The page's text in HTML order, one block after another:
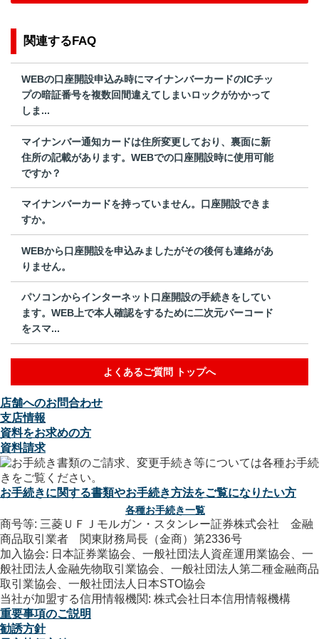
関連するFAQ
WEBの口座開設申込み時にマイナンバーカードのICチッ
プの暗証番号を複数回間違えてしまいロックがかかって
しま...
マイナンバー通知カードは住所変更しており、裏面に新
住所の記載があります。WEBでの口座開設時に使用可能
ですか？
マイナンバーカードを持っていません。口座開設できま
すか。
WEBから口座開設を申込みましたがその後何も連絡があ
りません。
パソコンからインターネット口座開設の手続きをしてい
ます。WEB上で本人確認をするために二次元バーコード
をスマ...
よくあるご質問 トップへ
店舗へのお問合わせ
支店情報
資料をお求めの方
資料請求
お手続きに関する書類やお手続き方法をご覧になりたい方
各種お手続き一覧
商号等: 三菱ＵＦＪモルガン・スタンレー証券株式会社 金融
商品取引業者 関東財務局長（金商）第2336号
加入協会: 日本証券業協会、一般社団法人資産運用業協会、一
般社団法人金融先物取引業協会、一般社団法人第二種金融商品
取引業協会、一般社団法人日本STO協会
当社が加盟する信用情報機関: 株式会社日本信用情報機構
重要事項のご説明
勧誘方針